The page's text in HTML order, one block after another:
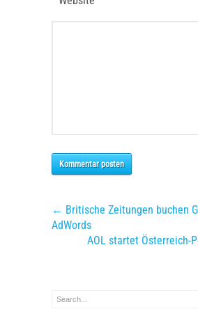
Kommentar posten
← Britische Zeitungen buchen
AdWords
AOL startet Österreich-